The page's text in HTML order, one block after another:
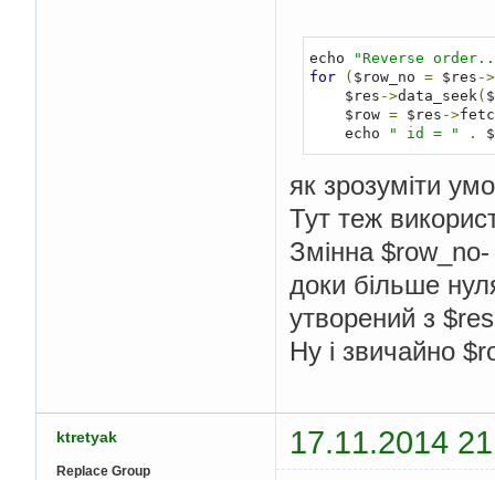
echo
"Reverse
for
( $row_no = $res ->
    $res
->data_seek (
    $row
= $res ->
    echo
" id = " .
як зрозуміти
Тут теж
Змінна
доки більше
утворений з
Ну і звичайно
ktretyak 17.11.2014
Replace Group